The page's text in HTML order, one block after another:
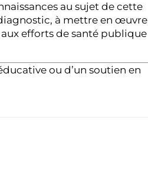
au sujet de cette
à mettre en œuvre
efforts de santé publique
ou d’un soutien en